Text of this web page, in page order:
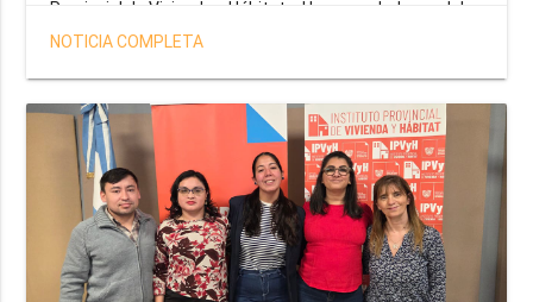
Provincial de Vivienda y Hábitat, al hacer un balance del
trabajo del organismo en el marco de la operatoria
salud y seguridad impulsada por el gobernador Gustavo
Melella.
NOTICIA COMPLETA